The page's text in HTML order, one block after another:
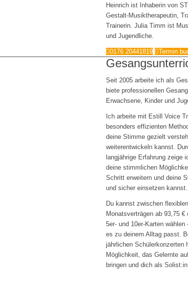
Heinrich ist Inhaberin von
Gestalt-Musiktherapeutin,
Trainerin. Julia Timm ist
und Jugendliche.
0176 20441819 Termin
Seit 2005 arbeite ich als
biete professionellen
Erwachsene, Kinder und
Ich arbeite mit Estill Voice
besonders effizienten
deine Stimme gezielt
weiterentwickeln kannst.
langjährige Erfahrung zeige
deine stimmlichen
Schritt erweitern und deine
und sicher einsetzen kannst.
Du kannst zwischen flexiblen
Monatsverträgen ab 93,75 €
5er- und 10er-Karten
es zu deinem Alltag passt.
jährlichen Schülerkonzerten
Möglichkeit, das Gelernte
bringen und dich als